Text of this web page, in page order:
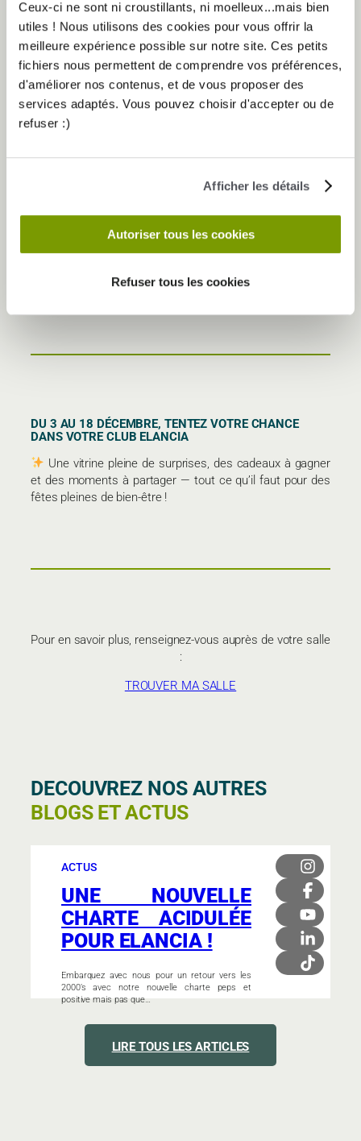
Ceux-ci ne sont ni croustillants, ni moelleux...mais bien
utiles ! Nous utilisons des cookies pour vous offrir la
meilleure expérience possible sur notre site. Ces petits
fichiers nous permettent de comprendre vos préférences,
d'améliorer nos contenus, et de vous proposer des
services adaptés. Vous pouvez choisir d'accepter ou de
refuser :)
Afficher les détails
Autoriser tous les cookies
Refuser tous les cookies
SE FAIRE PLAISIR, SANS OUBLIER DE PRENDRE SOIN
DE SOI
Chez Elancia, nous croyons que les fêtes de fin d’année
ne sont pas seulement synonymes d’excès, mais surtout
préparer son corps et son esprit à une nouvelle année
Alors, en décembre,autorisez-vous à souffler
encore plus que prévu avec saVitrine Magique
DU 3 AU 18 DÉCEMBRE, TENTEZ VOTRE CHANCE
DANS VOTRE CLUB ELANCIA
Une vitrine pleine de surprises, des cadeaux à gagner
et des moments à partager — tout ce qu’il faut pour des
fêtes pleines de bien-être !
Pour en savoir plus, renseignez-vous auprès de votre salle
:
TROUVER MA SALLE
DECOUVREZ NOS AUTRES
BLOGS ET ACTUS
ACTUS
UNE NOUVELLE
CHARTE ACIDULÉE
POUR ELANCIA !
Embarquez avec nous pour un retour vers les
2000’s avec notre nouvelle charte peps et
positive mais pas que…
LIRE TOUS LES ARTICLES